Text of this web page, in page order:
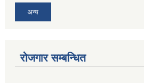
अन्य
रोजगार सम्बन्धित